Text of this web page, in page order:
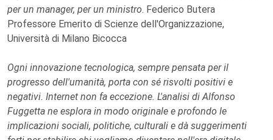
per un manager, per un ministro. Federico Butera
Professore Emerito di Scienze dell'Organizzazione,
Università di Milano Bicocca
Ogni innovazione tecnologica, sempre pensata per il
progresso dell'umanità, porta con sé risvolti positivi e
negativi. Internet non fa eccezione. L'analisi di Alfonso
Fuggetta ne esplora in modo originale e profondo le
implicazioni sociali, politiche, culturali e dà suggerimenti